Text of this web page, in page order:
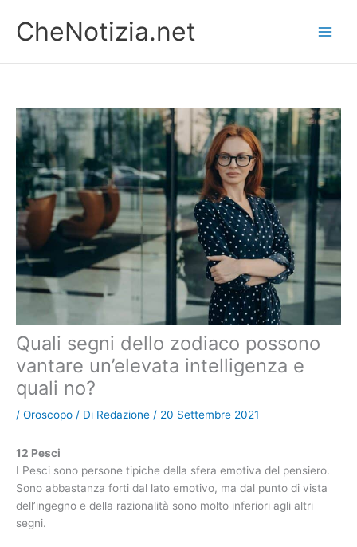
contenuto
CheNotizia.net
Quali segni dello zodiaco possono
vantare un’elevata intelligenza e
quali no?
/ Oroscopo / Di Redazione / 20 Settembre 2021
12 Pesci
I Pesci sono persone tipiche della sfera emotiva del pensiero.
Sono abbastanza forti dal lato emotivo, ma dal punto di vista
dell’ingegno e della razionalità sono molto inferiori agli altri
segni.